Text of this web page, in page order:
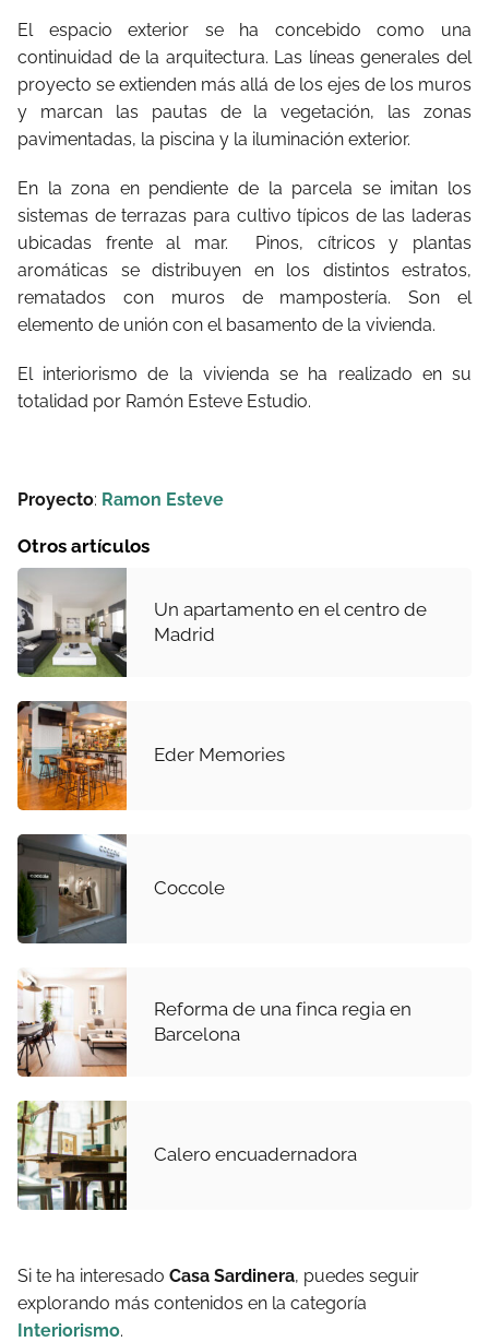
El espacio exterior se ha concebido como una
continuidad de la arquitectura. Las líneas generales del
proyecto se extienden más allá de los ejes de los muros
y marcan las pautas de la vegetación, las zonas
pavimentadas, la piscina y la iluminación exterior.
En la zona en pendiente de la parcela se imitan los
sistemas de terrazas para cultivo típicos de las laderas
ubicadas frente al mar. Pinos, cítricos y plantas
aromáticas se distribuyen en los distintos estratos,
rematados con muros de mampostería. Son el
elemento de unión con el basamento de la vivienda.
El interiorismo de la vivienda se ha realizado en su
totalidad por Ramón Esteve Estudio.
Proyecto: Ramon Esteve
Otros artículos
Un apartamento en el centro de
Madrid
Eder Memories
Coccole
Reforma de una finca regia en
Barcelona
Calero encuadernadora
Si te ha interesado Casa Sardinera, puedes seguir
explorando más contenidos en la categoría
Interiorismo.